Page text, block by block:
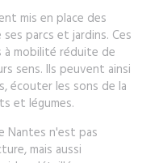
mis en place des
parcs et jardins. Ces
mobilité réduite de
sens. Ils peuvent ainsi
écouter les sons de la
et légumes.
Nantes n'est pas
mais aussi